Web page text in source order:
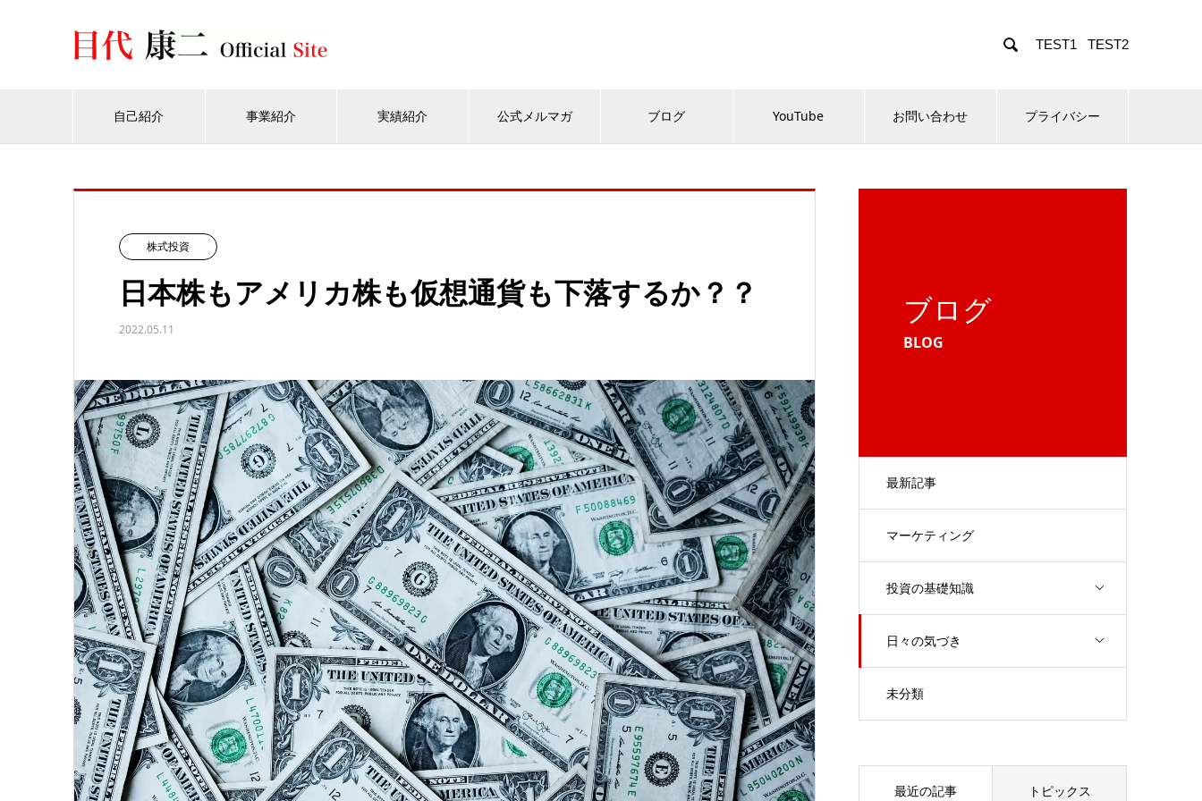
 TEST1 TEST2
自己紹介 事業紹介 実績紹介 公式メルマガ ブログ YouTube お問い合わせ プライバシー
ブログ
BLOG
最新記事
マーケティング
投資の基礎知識
日々の気づき
未分類
株式投資
日本株もアメリカ株も仮想通貨も下落するか？？
2022.05.11
最近の記事 トピックス